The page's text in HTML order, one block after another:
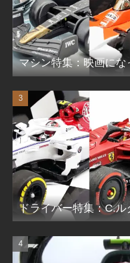
マシン特集：映画にな
ドライバー特集：C.ル